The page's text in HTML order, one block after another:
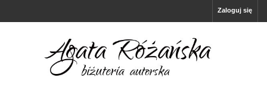
Zaloguj się